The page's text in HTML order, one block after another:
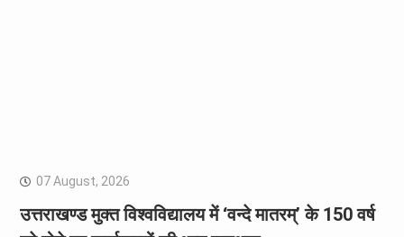
07 August, 2026
उत्तराखण्ड मुक्त विश्वविद्यालय में ‘वन्दे मातरम्’ के 150 वर्ष